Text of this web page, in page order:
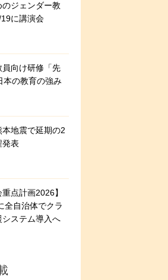
ジェンダー教
に講演会
向け研修「先
の教育の強み
本地震で延期の2
発表
重点計画2026】
全自治体でクラ
ステム導入へ